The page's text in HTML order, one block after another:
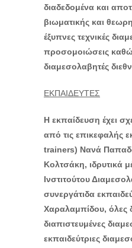
διαδεδομένα και
βιωματικής και
έξυπνες τεχνικές
προσομοιώσεις
διαμεσολαβητές
ΕΚΠΑΙΔΕΥΤΕΣ
Η εκπαίδευση έχει
από τις επικεφαλής
trainers) Νανά
Κολτσάκη, ιδρυτικά
Ινστιτούτου
συνεργάτιδα
Χαραλαμπίδου, όλες
διαπιστευμένες
εκπαιδεύτριες